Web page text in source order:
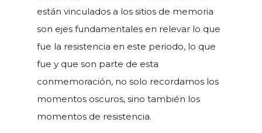
están vinculados a los sitios de memoria
son ejes fundamentales en relevar lo que
fue la resistencia en este periodo, lo que
fue y que son parte de esta
conmemoración, no solo recordamos los
momentos oscuros, sino también los
momentos de resistencia.